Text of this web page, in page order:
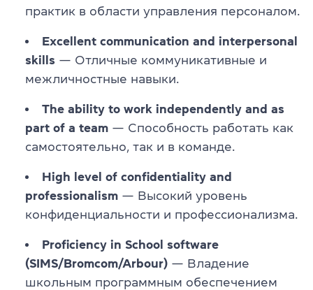
практик в области управления персоналом.
Excellent communication and interpersonal
skills — Отличные коммуникативные и
межличностные навыки.
The ability to work independently and as
part of a team — Способность работать как
самостоятельно, так и в команде.
High level of confidentiality and
professionalism — Высокий уровень
конфиденциальности и профессионализма.
Proficiency in School software
(SIMS/Bromcom/Arbour) — Владение
школьным программным обеспечением